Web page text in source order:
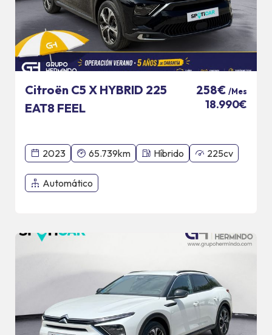
Citroën C5 X HYBRID 225
EAT8 FEEL
258€ /Mes
18.990€
2023 65.739km Híbrido 225cv
Automático